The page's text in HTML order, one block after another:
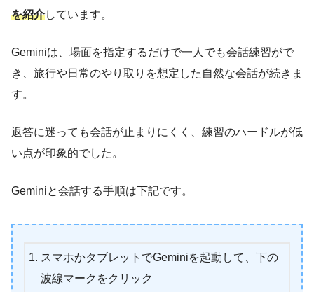
を紹介しています。
Geminiは、場面を指定するだけで一人でも会話練習がで
き、旅行や日常のやり取りを想定した自然な会話が続きま
す。
返答に迷っても会話が止まりにくく、練習のハードルが低
い点が印象的でした。
Geminiと会話する手順は下記です。
スマホかタブレットでGeminiを起動して、下の
波線マークをクリック